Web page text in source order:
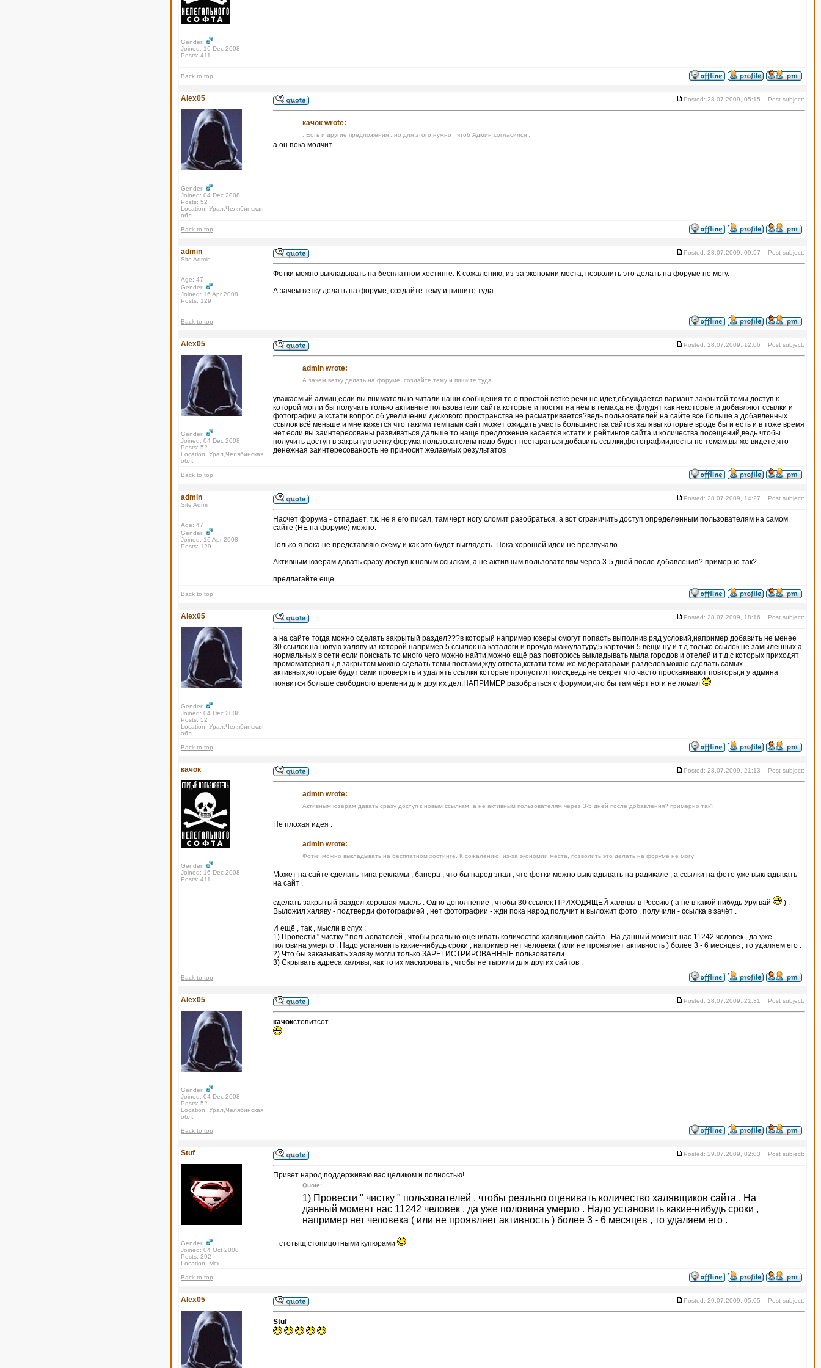
Gender:
Joined: 16 Dec 2008
Posts: 411
Back to top
Alex05
Gender:
Joined: 04 Dec 2008
Posts: 52
Location: Урал,Челябинская
обл.
Posted: 28.07.2009, 05:15 Post subject:
качок wrote:
. Есть и другие предложения . но для этого нужно , чтоб Админ согласился .
а он пока молчит
Back to top
admin
Site Admin
Age: 47
Gender:
Joined: 16 Apr 2008
Posts: 129
Posted: 28.07.2009, 09:57 Post subject:
Фотки можно выкладывать на бесплатном хостинге. К сожалению, из-за экономии места, позволить это делать на форуме не могу.
А зачем ветку делать на форуме, создайте тему и пишите туда...
Back to top
Alex05
Gender:
Joined: 04 Dec 2008
Posts: 52
Location: Урал,Челябинская
обл.
Posted: 28.07.2009, 12:06 Post subject:
admin wrote:
А зачем ветку делать на форуме, создайте тему и пишите туда...
уважаемый админ,если вы внимательно читали наши сообщения то о простой ветке речи не идёт,обсуждается вариант закрытой темы доступ к
которой могли бы получать только активные пользователи сайта,которые и постят на нём в темах,а не флудят как некоторые,и добавляют ссылки и
фотографии,а кстати вопрос об увеличении дискового пространства не расматривается?ведь пользователей на сайте всё больше а добавленных
ссылок всё меньше и мне кажется что такими темпами сайт может ожидать участь большинства сайтов халявы которые вроде бы и есть и в тоже время
нет.если вы заинтересованы развиваться дальше то наще предложение касается кстати и рейтингов сайта и количества посещений,ведь чтобы
получить доступ в закрытую ветку форума пользователям надо будет постараться,добавить ссылки,фотографии,посты по темам,вы же видете,что
денежная заинтересованость не приносит желаемых результатов
Back to top
admin
Site Admin
Age: 47
Gender:
Joined: 16 Apr 2008
Posts: 129
Posted: 28.07.2009, 14:27 Post subject:
Насчет форума - отпадает, т.к. не я его писал, там черт ногу сломит разобраться, а вот ограничить доступ определенным пользователям на самом
сайте (НЕ на форуме) можно.
Только я пока не представляю схему и как это будет выглядеть. Пока хорошей идеи не прозвучало...
Активным юзерам давать сразу доступ к новым ссылкам, а не активным пользователям через 3-5 дней после добавления? примерно так?
предлагайте еще...
Back to top
Alex05
Gender:
Joined: 04 Dec 2008
Posts: 52
Location: Урал,Челябинская
обл.
Posted: 28.07.2009, 18:16 Post subject:
а на сайте тогда можно сделать закрытый раздел???в который например юзеры смогут попасть выполнив ряд условий,например добавить не менее
30 ссылок на новую халяву из которой например 5 ссылок на каталоги и прочую маккулатуру,5 карточки 5 вещи ну и т.д.только ссылок не замыленных а
нормальных в сети если поискать то много чего можно найти,можно ещё раз повторюсь выкладывать мыла городов и отелей и т.д.с которых приходят
промоматериалы,в закрытом можно сделать темы постами,жду ответа,кстати теми же модератарами разделов можно сделать самых
активных,которые будут сами проверять и удалять ссылки которые пропустил поиск,ведь не секрет что часто проскакивают повторы,и у админа
появится больше свободного времени для других дел,НАПРИМЕР разобраться с форумом,что бы там чёрт ноги не ломал
Back to top
качок
Gender:
Joined: 16 Dec 2008
Posts: 411
Posted: 28.07.2009, 21:13 Post subject:
admin wrote:
Активным юзерам давать сразу доступ к новым ссылкам, а не активным пользователям через 3-5 дней после добавления? примерно так?
Не плохая идея .
admin wrote:
Фотки можно выкладывать на бесплатном хостинге. К сожалению, из-за экономии места, позволить это делать на форуме не могу
Может на сайте сделать типа рекламы , банера , что бы народ знал , что фотки можно выкладывать на радикале , а ссылки на фото уже выкладывать
на сайт .
сделать закрытый раздел хорошая мысль . Одно дополнение , чтобы 30 ссылок ПРИХОДЯЩЕЙ халявы в Россию ( а не в какой нибудь Уругвай
) .
Выложил халяву - подтверди фотографией , нет фотографии - жди пока народ получит и выложит фото , получили - ссылка в зачёт .
И ещё , так , мысли в слух :
1) Провести " чистку " пользователей , чтобы реально оценивать количество халявщиков сайта . На данный момент нас 11242 человек , да уже
половина умерло . Надо установить какие-нибудь сроки , например нет человека ( или не проявляет активность ) более 3 - 6 месяцев , то удаляем его .
2) Что бы заказывать халяву могли только ЗАРЕГИСТРИРОВАННЫЕ пользователи .
3) Скрывать адреса халявы, как то их маскировать , чтобы не тырили для других сайтов .
Back to top
Alex05
Gender:
Joined: 04 Dec 2008
Posts: 52
Location: Урал,Челябинская
обл.
Posted: 28.07.2009, 21:31 Post subject:
качокстопитсот
Back to top
Stuf
Gender:
Joined: 04 Oct 2008
Posts: 292
Location: Мск
Posted: 29.07.2009, 02:03 Post subject:
Привет народ поддерживаю вас целиком и полностью!
Quote:
1) Провести " чистку " пользователей , чтобы реально оценивать количество халявщиков сайта . На
данный момент нас 11242 человек , да уже половина умерло . Надо установить какие-нибудь сроки ,
например нет человека ( или не проявляет активность ) более 3 - 6 месяцев , то удаляем его .
+ стотыщ стопицотными купюрами
Back to top
Alex05 Posted: 29.07.2009, 05:05 Post subject:
Stuf